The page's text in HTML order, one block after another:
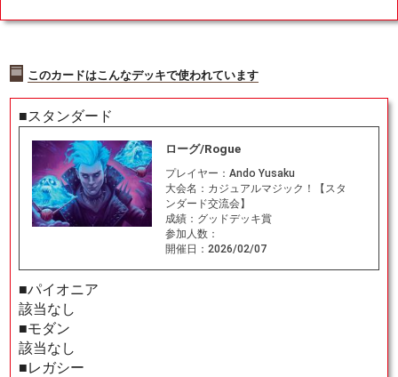
このカードはこんなデッキで使われています
■スタンダード
ローグ/Rogue
プレイヤー： Ando Yusaku
大会名： カジュアルマジック！【スタ
ンダード交流会】
成績： グッドデッキ賞
参加人数：
開催日： 2026/02/07
■パイオニア
該当なし
■モダン
該当なし
■レガシー